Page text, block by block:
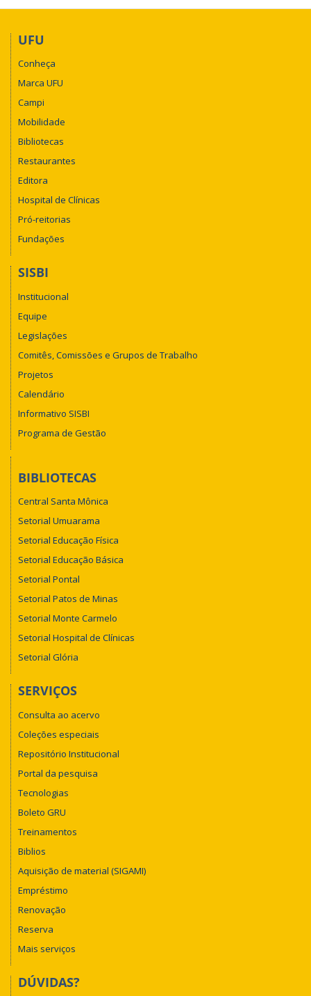
UFU
Conheça
Marca UFU
Campi
Mobilidade
Bibliotecas
Restaurantes
Editora
Hospital de Clínicas
Pró-reitorias
Fundações
SISBI
Institucional
Equipe
Legislações
Comitês, Comissões e Grupos de Trabalho
Projetos
Calendário
Informativo SISBI
Programa de Gestão
BIBLIOTECAS
Central Santa Mônica
Setorial Umuarama
Setorial Educação Física
Setorial Educação Básica
Setorial Pontal
Setorial Patos de Minas
Setorial Monte Carmelo
Setorial Hospital de Clínicas
Setorial Glória
SERVIÇOS
Consulta ao acervo
Coleções especiais
Repositório Institucional
Portal da pesquisa
Tecnologias
Boleto GRU
Treinamentos
Biblios
Aquisição de material (SIGAMI)
Empréstimo
Renovação
Reserva
Mais serviços
DÚVIDAS?